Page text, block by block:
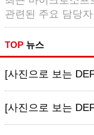
관련된 주요 담당
TOP 뉴스
[사진으로 보는
[사진으로 보는